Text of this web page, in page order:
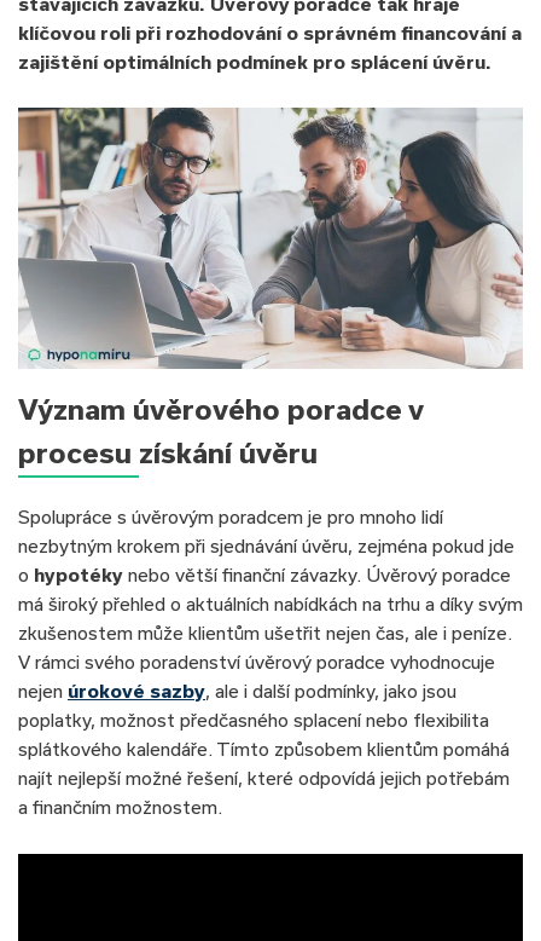
klíčovou roli při rozhodování o správném financování a
zajištění optimálních podmínek pro splácení úvěru.
Význam úvěrového poradce v
procesu získání úvěru
Spolupráce s úvěrovým poradcem je pro mnoho lidí
nezbytným krokem při sjednávání úvěru, zejména pokud jde
o hypotéky nebo větší finanční závazky. Úvěrový poradce
má široký přehled o aktuálních nabídkách na trhu a díky svým
zkušenostem může klientům ušetřit nejen čas, ale i peníze.
V rámci svého poradenství úvěrový poradce vyhodnocuje
nejen úrokové sazby, ale i další podmínky, jako jsou
poplatky, možnost předčasného splacení nebo flexibilita
splátkového kalendáře. Tímto způsobem klientům pomáhá
najít nejlepší možné řešení, které odpovídá jejich potřebám
a finančním možnostem.